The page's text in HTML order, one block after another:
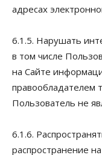
адресах
6.1.5. Нарушать
в том числе
на Сайте
правообладателем
Пользователь не
6.1.6.
распространение